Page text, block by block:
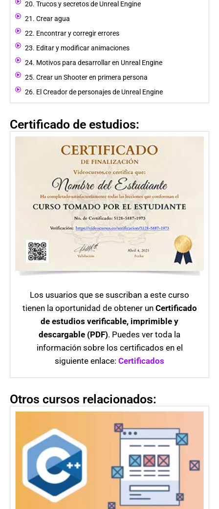
20. Trucos y secretos de Unreal Engine
21. Crear agua
22. Encontrar y corregir errores
23. Editar y modificar animaciones
24. Motivos para desarrollar en Unreal Engine
25. Crear un Shooter en primera persona
26. El Creador de personajes de Unreal Engine
Certificado de estudios:
Los usuarios que se suscriban a este curso
tienen la oportunidad de obtener un Certificado
de estudios verificable, imprimible y
descargable (PDF). Puedes ver toda la
información sobre los certificados en el
siguiente enlace: Certificados
Otros cursos relacionados: